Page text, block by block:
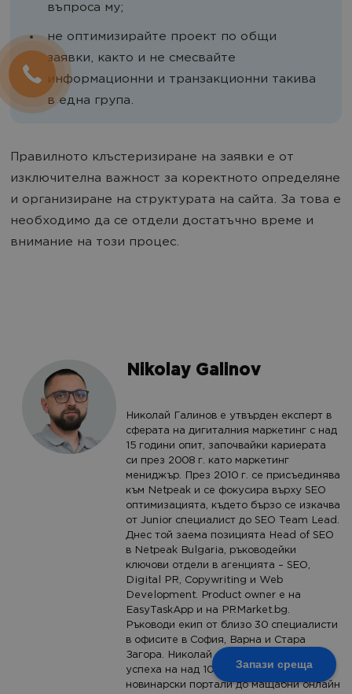
Запази среща
въпроса му;
не оптимизирайте проект по общи
заявки, както и не смесвайте
информационни и транзакционни такива
в една група.
Правилното клъстеризиране на заявки е от
изключителна важност за коректното определяне
и организиране на структурата на сайта. За това е
необходимо да се отдели достатъчно време и
внимание на този процес.
Nikolay Galinov
Николай Галинов е утвърден експерт в
сферата на дигиталния маркетинг с над
15 години опит, започвайки кариерата
си през 2008 г. като маркетинг
мениджър. През 2010 г. се присъединява
към Netpeak и се фокусира върху SEO
оптимизацията, където бързо се изкачва
от Junior специалист до SEO Team Lead.
Днес той заема позицията Head of SEO
в Netpeak Bulgaria, ръководейки
ключови отдели в агенцията – SEO,
Digital PR, Copywriting и Web
Development. Product owner е на
EasyTaskApp и на PRMarket.bg.
Ръководи екип от близо 30 специалисти
в офисите в София, Варна и Стара
Загора. Николай е допринесъл за
успеха на над 1000 бизнеса: от
новинарски портали до мащабни онлайн